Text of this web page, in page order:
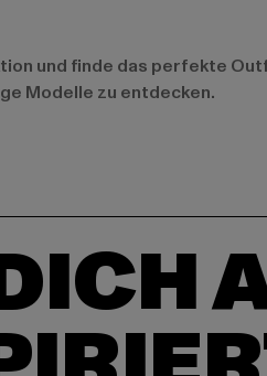
und finde das perfekte
Modelle zu entdecken.